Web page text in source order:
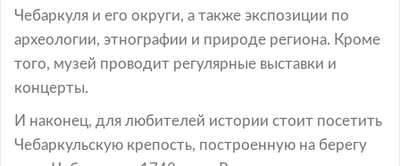
Чебаркуля и его округи, а также экспозиции по
археологии, этнографии и природе региона. Кроме
того, музей проводит регулярные выставки и
концерты.
И наконец, для любителей истории стоит посетить
Чебаркульскую крепость, построенную на берегу